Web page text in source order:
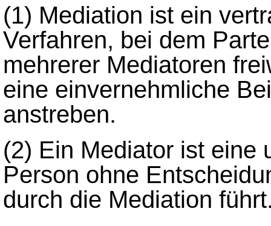
(1) Mediation ist ein
Verfahren, bei dem
mehrerer Mediatoren
eine einvernehmliche
anstreben.
(2) Ein Mediator ist eine
Person ohne
durch die Mediation